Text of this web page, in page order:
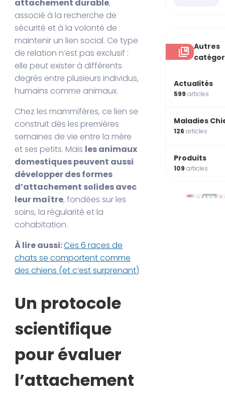
attachement durable,
associé à la recherche de
sécurité et à la volonté de
maintenir un lien social. Ce type
de relation n’est pas exclusif :
elle peut exister à différents
degrés entre plusieurs individus,
humains comme animaux.
Chez les mammifères, ce lien se
construit dès les premières
semaines de vie entre la mère
et ses petits. Mais les animaux
domestiques peuvent aussi
développer des formes
d’attachement solides avec
leur maître, fondées sur les
soins, la régularité et la
cohabitation.
À lire aussi:Ces 6 races de
chats se comportent comme
des chiens (et c’est surprenant)
Un protocole
scientifique
pour évaluer
l’attachement
Autres
Actualités
599articles
Maladies
126articles
Produits
109articles